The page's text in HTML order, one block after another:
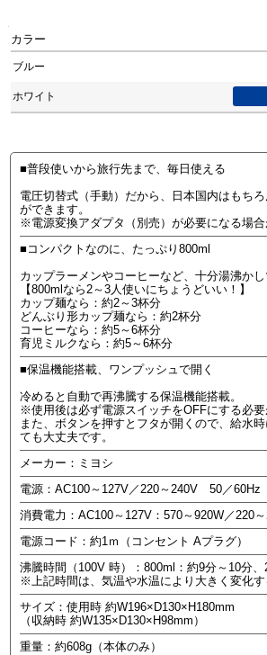
カラー
ブルー
ホワイト
■普段使いから旅行先まで、毎日使える
電圧切替式（手動）だから、日本国内はもち
ができます。
※電源変換アダプタ（別売）が必要になる場合
■コンパクトなのに、たっぷり800ml
カップラーメンやコーヒーなど、十分湯沸かし
【800mlなら2～3人使いにちょうどいい！】
カップ麺なら：約2～3杯分
どんぶり形カップ麺なら：約2杯分
コーヒーなら：約5～6杯分
育児ミルクなら：約5～6杯分
■保温機能搭載、ワンプッシュで開く
冷めると自動で再沸騰する保温機能搭載。
※使用後は必ず電源スイッチをOFFにする必要
また、ボタンを押すとフタが開くので、給水
ても大丈夫です。
メーカー：ミヨシ
電源：AC100～127V／220～240V 50／60Hz
消費電力：AC100～127V：570～920W／220
電源コード：約1ｍ（コンセント Aプラグ）
沸騰時間（100V 時）：800ml：約9分～10分
※上記時間は、気温や水温により大きく変化す
サイズ：使用時 約W196×D130×H180mm
（収納時 約W135×D130×H98mm）
重量：約608g（本体のみ）